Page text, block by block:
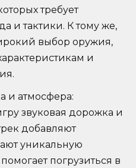
требует
и тактики. К тому же,
выбор оружия,
и
и атмосфера:
звуковая дорожка и
добавляют
уникальную
погрузиться в